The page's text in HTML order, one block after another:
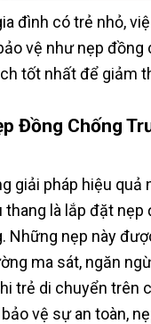
đình có trẻ nhỏ,
vệ như nẹp
tốt nhất để giảm
Đồng Chống
giải pháp hiệu quả
là lắp đặt nẹp
Những nẹp này
ma sát, ngăn
trẻ di chuyển trên
vệ sự an toàn,